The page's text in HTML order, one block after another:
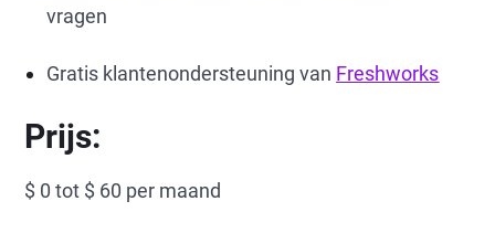
vragen
Gratis klantenondersteuning van Freshworks
Prijs:
$ 0 tot $ 60 per maand